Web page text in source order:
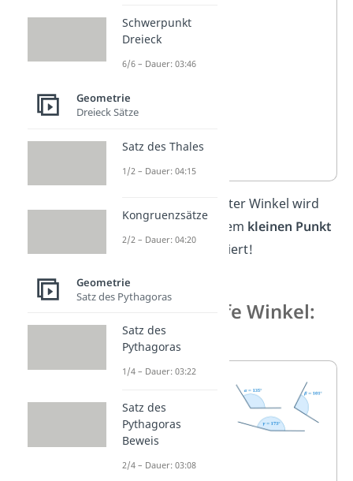
90°. Die
beiden
ein„L“.
Ein rechter Winkel wird
öfter nur mit einem kleinen Punkt
in der Eckemarkiert!
Der stumpfe Winkel:
90–180°
Ein
stumpfer
Winkelist
größer als
90° und
Schwerpunkt
Dreieck
6/6 – Dauer: 03:46
Geometrie
Dreieck Sätze
Satz des Thales
1/2 – Dauer: 04:15
Kongruenzsätze
2/2 – Dauer: 04:20
Geometrie
Satz des Pythagoras
Satz des
Pythagoras
1/4 – Dauer: 03:22
Satz des
Pythagoras
Beweis
2/4 – Dauer: 03:08